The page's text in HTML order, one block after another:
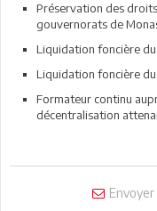
Préservation des
gouvernorats de
Liquidation foncière
Liquidation foncière
Formateur continu
décentralisation
Envoyer